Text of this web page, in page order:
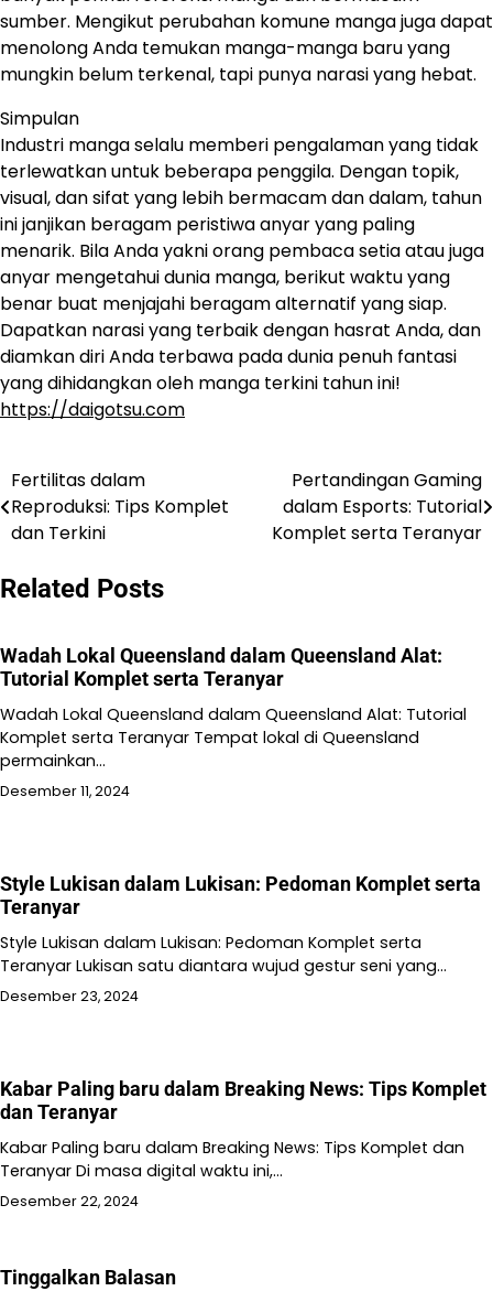
sumber. Mengikut perubahan komune manga juga dapat
menolong Anda temukan manga-manga baru yang
mungkin belum terkenal, tapi punya narasi yang hebat.
Simpulan
Industri manga selalu memberi pengalaman yang tidak
terlewatkan untuk beberapa penggila. Dengan topik,
visual, dan sifat yang lebih bermacam dan dalam, tahun
ini janjikan beragam peristiwa anyar yang paling
menarik. Bila Anda yakni orang pembaca setia atau juga
anyar mengetahui dunia manga, berikut waktu yang
benar buat menjajahi beragam alternatif yang siap.
Dapatkan narasi yang terbaik dengan hasrat Anda, dan
diamkan diri Anda terbawa pada dunia penuh fantasi
yang dihidangkan oleh manga terkini tahun ini!
https://daigotsu.com
Navigasi
pos
Fertilitas dalam
Reproduksi: Tips Komplet
dan Terkini
Pertandingan Gaming
dalam Esports: Tutorial
Komplet serta Teranyar
Related Posts
Wadah Lokal Queensland dalam Queensland Alat:
Tutorial Komplet serta Teranyar
Wadah Lokal Queensland dalam Queensland Alat: Tutorial
Komplet serta Teranyar Tempat lokal di Queensland
permainkan…
Desember 11, 2024
Style Lukisan dalam Lukisan: Pedoman Komplet serta
Teranyar
Style Lukisan dalam Lukisan: Pedoman Komplet serta
Teranyar Lukisan satu diantara wujud gestur seni yang…
Desember 23, 2024
Kabar Paling baru dalam Breaking News: Tips Komplet
dan Teranyar
Kabar Paling baru dalam Breaking News: Tips Komplet dan
Teranyar Di masa digital waktu ini,…
Desember 22, 2024
Tinggalkan Balasan